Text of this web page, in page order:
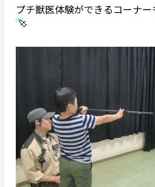
プチ獣医体験ができるコーナ